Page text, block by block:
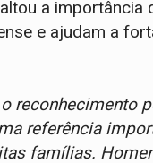
a
e ajudam a
reconhecimento
referência
famílias.